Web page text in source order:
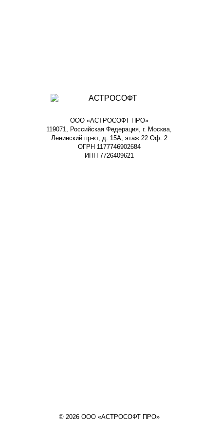
ООО «АСТРОСОФТ ПРО»
119071, Российская Федерация, г. Москва,
Ленинский пр-кт, д. 15А, этаж 22 Оф. 2
ОГРН 1177746902684
ИНН 7726409621
© 2026 ООО «АСТРОСОФТ ПРО»